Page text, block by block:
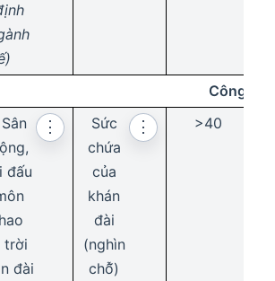
)
Công
Sân
đấu
trời
đài
⋮
Sức
chứa
của
khán
đài
(nghìn
chỗ̃)
⋮ >40